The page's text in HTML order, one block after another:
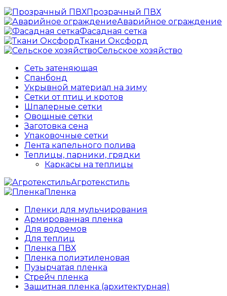
Прозрачный ПВХ
Аварийное ограждение
Фасадная сетка
Ткани Оксфорд
Сельское хозяйство
Сеть затеняющая
Спанбонд
Укрывной материал на зиму
Сетки от птиц и кротов
Шпалерные сетки
Овощные сетки
Заготовка сена
Упаковочные сетки
Лента капельного полива
Теплицы, парники, грядки
Каркасы на теплицы
Агротекстиль
Пленка
Пленки для мульчирования
Армированная пленка
Для водоемов
Для теплиц
Пленка ПВХ
Пленка полиэтиленовая
Пузырчатая пленка
Cтрейч пленка
Защитная пленка (архитектурная)